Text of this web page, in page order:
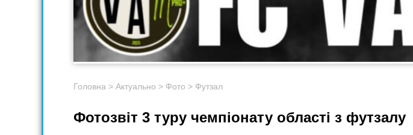
Головна > Актуально > Фото > Футзал
Фотозвіт 3 туру чемпіонату області з футзалу